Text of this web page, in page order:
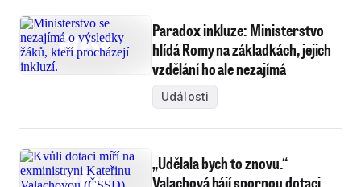
Paradox inkluze: Ministerstvo
hlídá Romy na základkách, jejich
vzdělání ho ale nezajímá
Události
„Udělala bych to znovu.“
Valachová hájí spornou dotaci